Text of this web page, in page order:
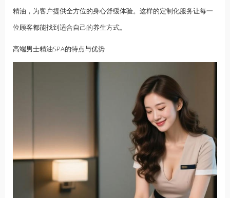
精油，为客户提供全方位的身心舒缓体验。这样的定制化服务让每一
位顾客都能找到适合自己的养生方式。
高端男士精油SPA的特点与优势